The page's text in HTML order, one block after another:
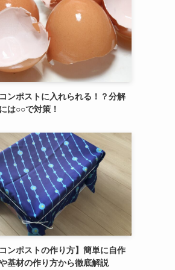
ンポストに入れられる！？分解
は○○で対策！
ンポストの作り方】簡単に自作
基材の作り方から徹底解説